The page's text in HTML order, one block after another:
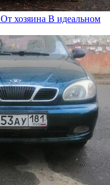
хозяина В идеальном